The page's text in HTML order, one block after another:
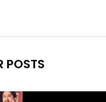
POSTS